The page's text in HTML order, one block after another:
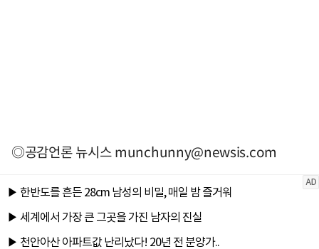
◎공감언론 뉴시스munchunny@newsis.com